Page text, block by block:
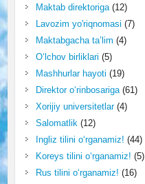
Maktab direktoriga(12)
Lavozim yo'riqnomasi (7)
Maktabgacha ta’lim (4)
O‘lchov birliklari (5)
Mashhurlar hayoti (19)
Direktor o‘rinbosariga(61)
Xorijiy universitetlar(4)
Salomatlik (12)
Ingliz tilini o‘rganamiz! (44)
Koreys tilini o‘rganamiz! (5)
Rus tilini o‘rganamiz! (16)